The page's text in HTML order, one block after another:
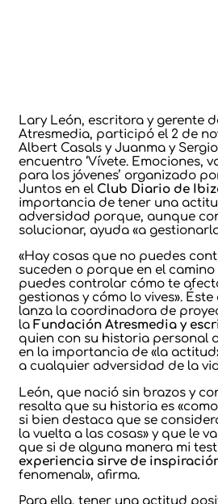
Lary León, escritora y gerente
Atresmedia, participó el 2 de
Albert Casals y Juanma y
encuentro ‘Vívete. Emociones,
para los jóvenes’ organizado
Juntos en el Club Diario de
importancia de tener una
adversidad porque, aunque
solucionar, ayuda «a
«Hay cosas que no puedes
suceden o porque en el camino
puedes controlar cómo te
gestionas y cómo lo vives». Éste
lanza la coordinadora de
la Fundación Atresmedia y
quien con su historia personal
en la importancia de «la
a cualquier adversidad de la
León, que nació sin brazos y
resalta que su historia es
si bien destaca que se
la vuelta a las cosas» y que le va
que si de alguna manera mi
experiencia sirve de
fenomenal», afirma.
Para ella, tener una actitud